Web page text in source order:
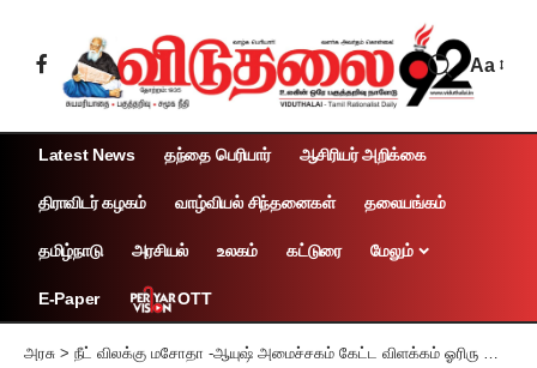
Aa
Latest News தந்தை பெரியார் ஆசிரியர் அறிக்கை
திராவிடர் கழகம் வாழ்வியல் சிந்தனைகள் தலையங்கம்
தமிழ்நாடு அரசியல் உலகம் கட்டுரை மேலும்
E-Paper OTT
அரசு > நீட் விலக்கு மசோதா -ஆயுஷ் அமைச்சகம் கேட்ட விளக்கம் ஓரிரு வாரத்தில் அனுப்பப்படும்: அமைச்சர் மா.சுப்பிரமணியன் தகவல்